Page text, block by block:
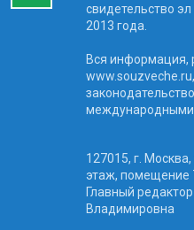
свидетельство
2013 года.
Вся информация,
международными
127015, г.
этаж, помещение
Главный
Владимировна